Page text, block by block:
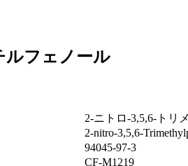
ルフェノール
2-ニトロ-3,5,6-トリ
2-nitro-3,5,6-
94045-97-3
CF-M1219